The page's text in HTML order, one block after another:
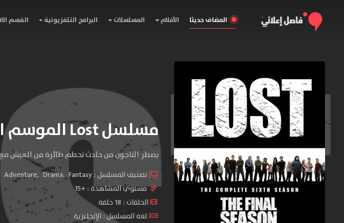
المضاف حديثا الأفلام المسلسلات البرامج التلفزيونية القسم
مسلسل Lost الموسم السادس
‏يضطر الناجون من حادث تحطم طائرة من العيش
تصنيف المسلسل : Adventure, Drama, Fantasy
مستوي المشاهدة : +15
الحلقات : 18 حلقة
لغة المسلسل : الإنجليزية